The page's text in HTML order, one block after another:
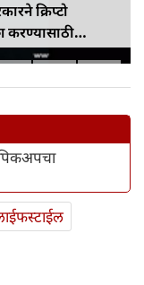
क्रिप्टो
करण्यासाठी
दुरुस्ती केली